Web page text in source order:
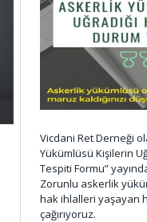
Vicdani Ret Derneği
Yükümlüsü Kişilerin
Tespiti Formu”
Zorunlu askerlik
hak ihlalleri yaşayan
çağırıyoruz.